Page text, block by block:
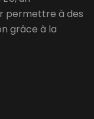
permettre à des
grâce à la